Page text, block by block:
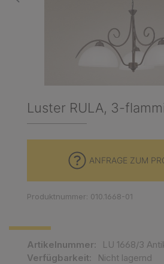
Luster RULA, 3-
Artikelnummer:
LU 1668/3
Verfügbarkeit:
Nicht lagernd
ANFRAGE ZUM
Produktnummer: 010.1668-01